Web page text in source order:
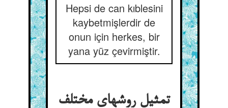
Hepsi de can kıblesini
kaybetmişlerdir de
onun için herkes, bir
yana yüz çevirmiştir.
تمثیل روشهای مختلف